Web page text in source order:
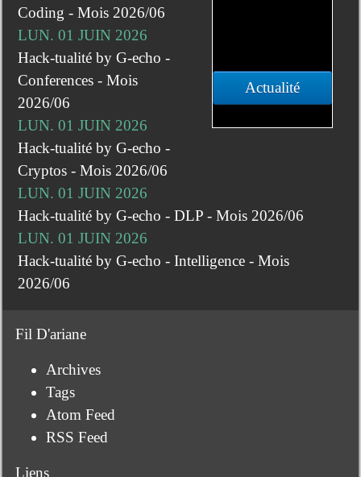
Actualité
Coding - Mois 2026/06
LUN. 01 JUIN 2026
Hack-tualité by G-echo -
Conferences - Mois
2026/06
LUN. 01 JUIN 2026
Hack-tualité by G-echo -
Cryptos - Mois 2026/06
LUN. 01 JUIN 2026
Hack-tualité by G-echo - DLP - Mois 2026/06
LUN. 01 JUIN 2026
Hack-tualité by G-echo - Intelligence - Mois
2026/06
Fil D'ariane
Archives
Tags
Atom Feed
RSS Feed
Liens